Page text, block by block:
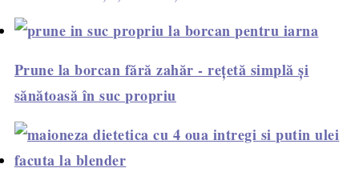
Prune la borcan fără zahăr - rețetă simplă și
sănătoasă în suc propriu